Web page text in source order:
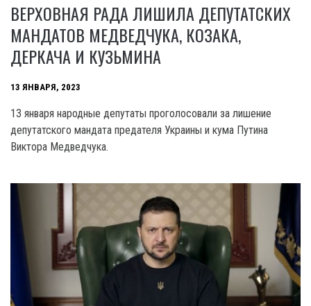
ВЕРХОВНАЯ РАДА ЛИШИЛА ДЕПУТАТСКИХ
МАНДАТОВ МЕДВЕДЧУКА, КОЗАКА,
ДЕРКАЧА И КУЗЬМИНА
13 ЯНВАРЯ, 2023
13 января народные депутаты проголосовали за лишение
депутатского мандата предателя Украины и кума Путина
Виктора Медведчука.